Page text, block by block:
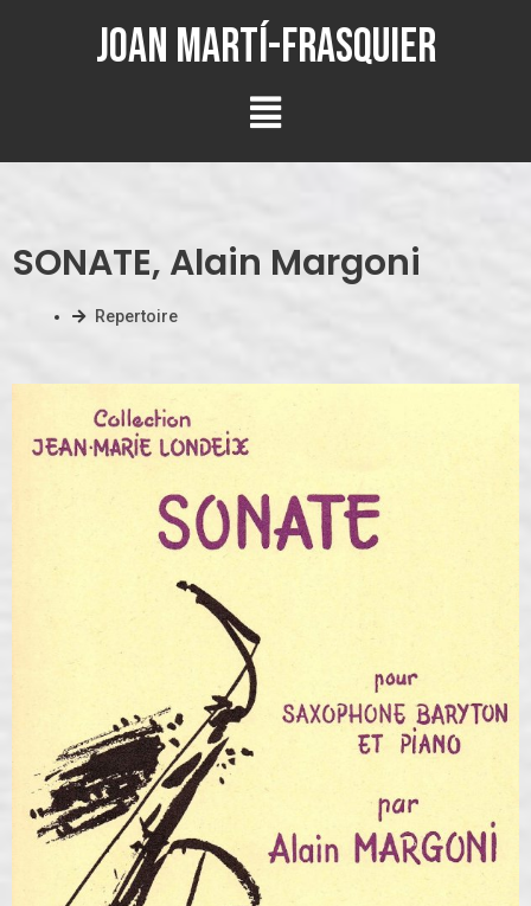
Joan Martí-Frasquier
SONATE, Alain Margoni
Repertoire